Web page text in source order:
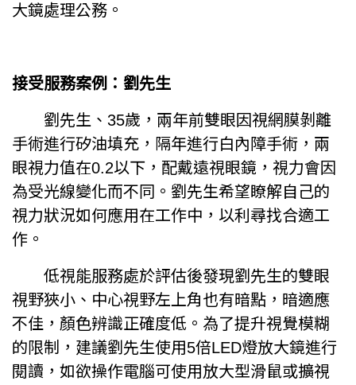
大鏡處理公務。
接受服務案例：劉先生
劉先生、35歲，兩年前雙眼因視網膜剝離
手術進行矽油填充，隔年進行白內障手術，兩
眼視力值在0.2以下，配戴遠視眼鏡，視力會因
為受光線變化而不同。劉先生希望瞭解自己的
視力狀況如何應用在工作中，以利尋找合適工
作。
低視能服務處於評估後發現劉先生的雙眼
視野狹小、中心視野左上角也有暗點，暗適應
不佳，顏色辨識正確度低。為了提升視覺模糊
的限制，建議劉先生使用5倍LED燈放大鏡進行
閱讀，如欲操作電腦可使用放大型滑鼠或擴視